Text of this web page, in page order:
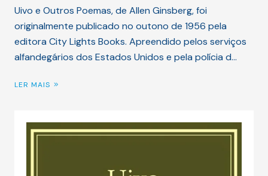
Uivo e Outros Poemas, de Allen Ginsberg, foi
originalmente publicado no outono de 1956 pela
editora City Lights Books. Apreendido pelos serviços
alfandegários dos Estados Unidos e pela polícia d…
LER MAIS